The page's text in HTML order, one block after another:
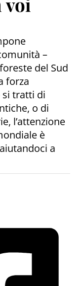
–
del Sud
forza
si tratti di
o di
l’attenzione
è
a